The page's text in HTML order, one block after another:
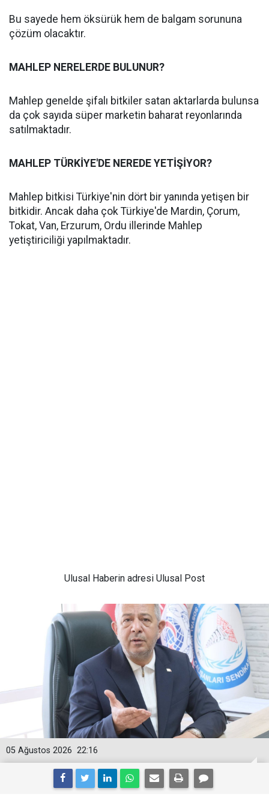
Bu sayede hem öksürük hem de balgam sorununa
çözüm olacaktır.
MAHLEP NERELERDE BULUNUR?
Mahlep genelde şifalı bitkiler satan aktarlarda bulunsa
da çok sayıda süper marketin baharat reyonlarında
satılmaktadır.
MAHLEP TÜRKİYE'DE NEREDE YETİŞİYOR?
Mahlep bitkisi Türkiye'nin dört bir yanında yetişen bir
bitkidir. Ancak daha çok Türkiye'de Mardin, Çorum,
Tokat, Van, Erzurum, Ordu illerinde Mahlep
yetiştiriciliği yapılmaktadır.
Ulusal Haberin adresi Ulusal Post
22:16
05 Ağustos 2026